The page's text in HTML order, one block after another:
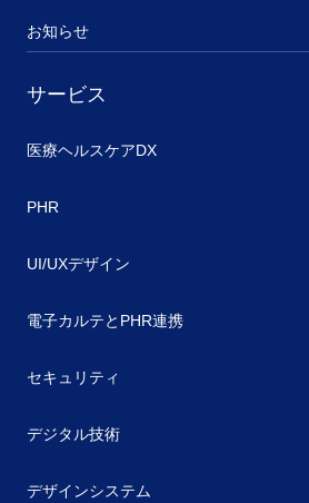
お知らせ
サービス
医療ヘルスケアDX
PHR
UI/UXデザイン
電子カルテとPHR連携
セキュリティ
デジタル技術
デザインシステム